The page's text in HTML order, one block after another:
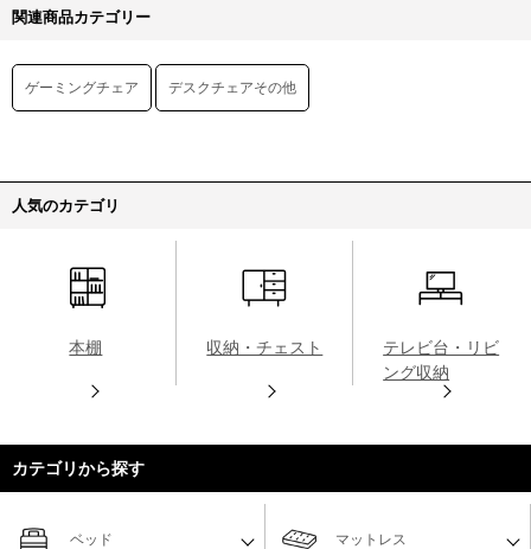
関連商品カテゴリー
ゲーミングチェア デスクチェアその他
人気のカテゴリ
本棚 収納・チェスト
テレビ台・リビ
ング収納
カテゴリから探す
ベッド マットレス